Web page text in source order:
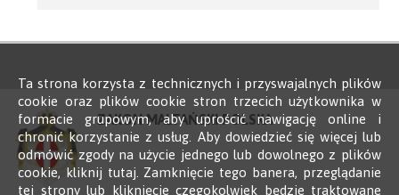
Ta strona korzysta z technicznych i przyswajalnych plików
cookie oraz plików cookie stron trzecich użytkownika w
formacie grupowym, aby uprościć nawigację online i
chronić korzystanie z usług. Aby dowiedzieć się więcej lub
odmówić zgody na użycie jednego lub dowolnego z plików
cookie, kliknij tutaj. Zamknięcie tego banera, przeglądanie
tej strony lub kliknięcie czegokolwiek będzie traktowane
ZAKON MALTAŃSKI POLSKA